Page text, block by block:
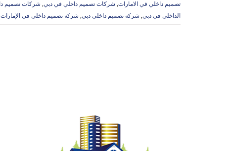
تصميم داخلي في الامارات, شركات تصميم داخلي في دبي, شركات تصميم
الداخلي في دبي, شركة تصميم داخلي دبي, شركة تصميم داخلي في الإمارات